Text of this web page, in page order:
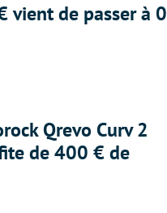
vient de passer à 0
Qrevo Curv 2
de 400 € de